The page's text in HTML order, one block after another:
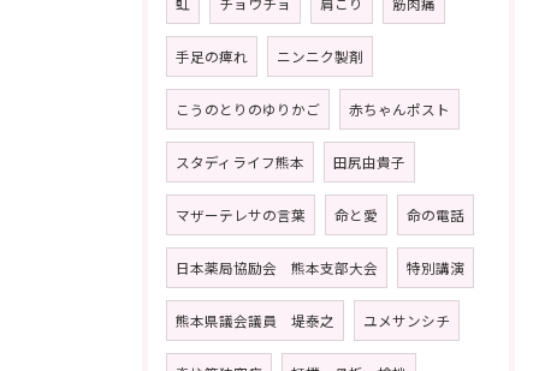
虹 チョウチョ 肩こり 筋肉痛
手足の痺れ ニンニク製剤
こうのとりのゆりかご 赤ちゃんポスト
スタディライフ熊本 田尻由貴子
マザーテレサの言葉 命と愛 命の電話
日本薬局協励会 熊本支部大会 特別講演
熊本県議会議員 堤泰之 ユメサンシチ